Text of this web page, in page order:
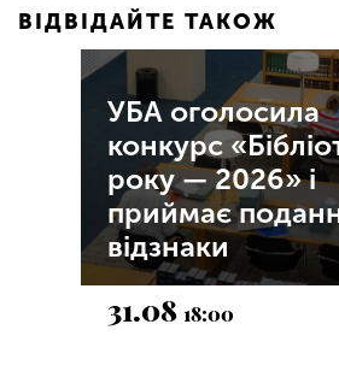
ВІДВІДАЙТЕ ТАКОЖ
УБА оголосила
конкурс
року — 2026» і
приймає
відзнаки
31.0818:00